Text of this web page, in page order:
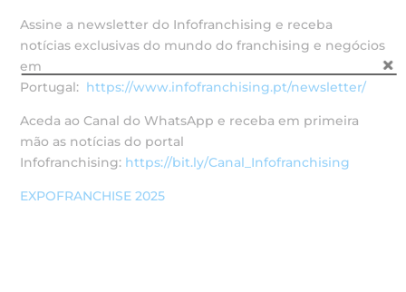
Assine a newsletter do Infofranchising e receba
notícias exclusivas do mundo do franchising e negócios
em
Portugal: https://www.infofranchising.pt/newsletter/
Aceda ao Canal do WhatsApp e receba em primeira
mão as notícias do portal
Infofranchising: https://bit.ly/Canal_Infofranchising
EXPOFRANCHISE 2025